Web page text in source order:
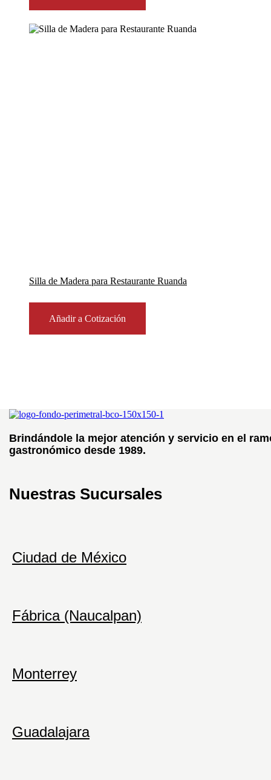
Silla de Madera para Restaurante Ruanda
Añadir a Cotización
Brindándole la mejor atención y servicio en el
gastronómico desde 1989.
Nuestras Sucursales
Ciudad de México
Fábrica (Naucalpan)
Monterrey
Guadalajara